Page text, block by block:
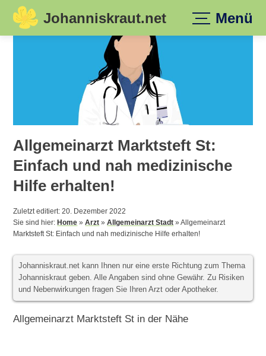
Skip
Johanniskraut.net Menü
Allgemeinarzt Marktsteft St:
Einfach und nah medizinische
Hilfe erhalten!
Zuletzt editiert: 20. Dezember 2022
Sie sind hier:Home »Arzt »Allgemeinarzt Stadt »Allgemeinarzt
Marktsteft St: Einfach und nah medizinische Hilfe erhalten!
Johanniskraut.net kann Ihnen nur eine erste Richtung zum Thema
Johanniskraut geben. Alle Angaben sind ohne Gewähr. Zu Risiken
und Nebenwirkungen fragen Sie Ihren Arzt oder Apotheker.
Allgemeinarzt Marktsteft St in der Nähe